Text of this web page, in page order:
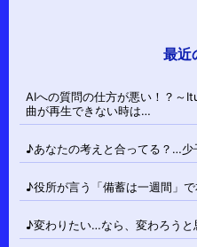
最近
AIへの質問の仕方が悪い！？～
曲が再生できない時は…
♪あなたの考えと合ってる？…少
♪役所が言う「備蓄は一週間」
♪変わりたい…なら、変わろうと